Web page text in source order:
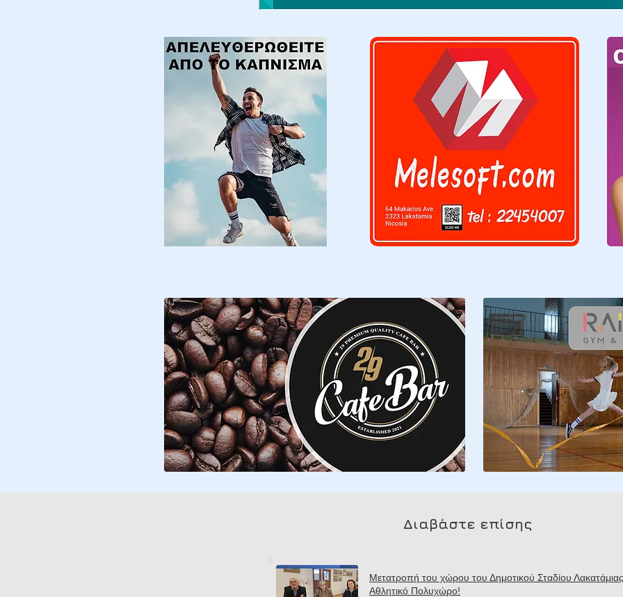
Διαβάστε επίσης
Μετατροπή του χώρου του Δημοτικού Σταδίου
Αθλητικό Πολυχώρο!